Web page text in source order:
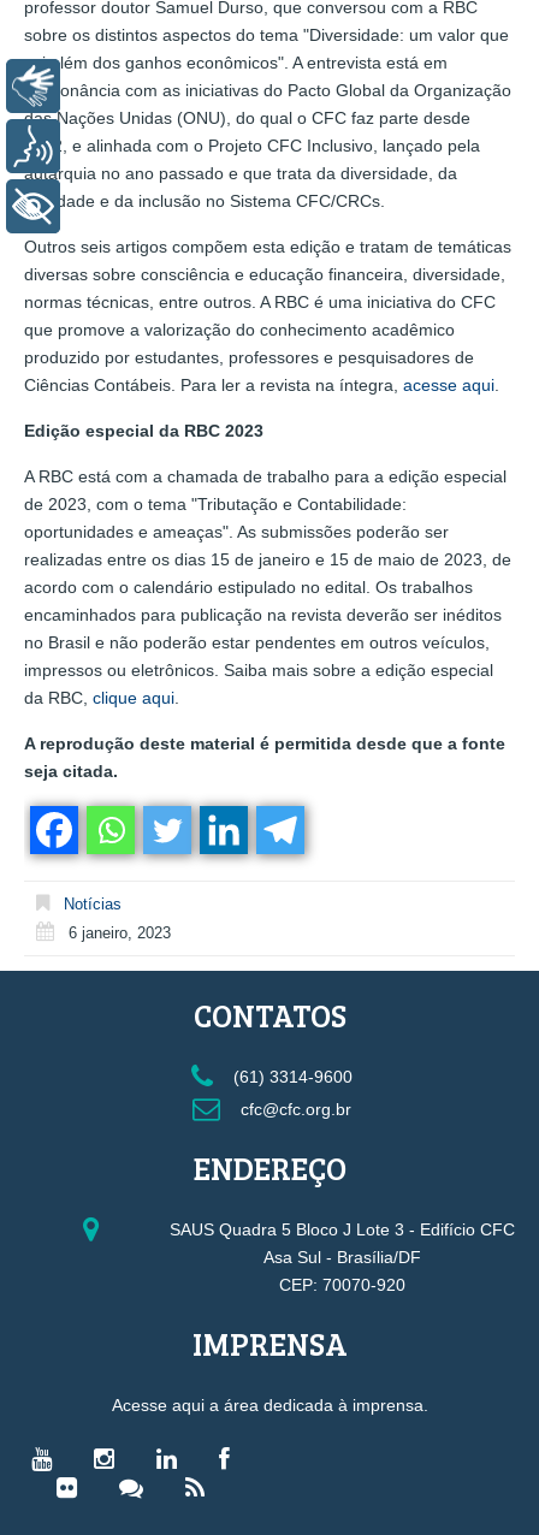
professor doutor Samuel Durso, que conversou com a RBC
sobre os distintos aspectos do tema "Diversidade: um valor que
vai além dos ganhos econômicos". A entrevista está em
consonância com as iniciativas do Pacto Global da Organização
das Nações Unidas (ONU), do qual o CFC faz parte desde
2022, e alinhada com o Projeto CFC Inclusivo, lançado pela
autarquia no ano passado e que trata da diversidade, da
equidade e da inclusão no Sistema CFC/CRCs.
Outros seis artigos compõem esta edição e tratam de temáticas
diversas sobre consciência e educação financeira, diversidade,
normas técnicas, entre outros. A RBC é uma iniciativa do CFC
que promove a valorização do conhecimento acadêmico
produzido por estudantes, professores e pesquisadores de
Ciências Contábeis. Para ler a revista na íntegra, acesse aqui
Edição especial da RBC 2023
A RBC está com a chamada de trabalho para a edição especial
de 2023, com o tema "Tributação e Contabilidade:
oportunidades e ameaças". As submissões poderão ser
realizadas entre os dias 15 de janeiro e 15 de maio de 2023, de
acordo com o calendário estipulado no edital. Os trabalhos
encaminhados para publicação na revista deverão ser inéditos
no Brasil e não poderão estar pendentes em outros veículos,
impressos ou eletrônicos. Saiba mais sobre a edição especial
da RBC, clique aqui
A reprodução deste material é permitida desde que a fonte
seja citada.
Notícias
6 janeiro, 2023
CONTATOS
(61) 3314-9600
cfc@cfc.org.br
ENDEREÇO
SAUS Quadra 5 Bloco J Lote 3 - Edifício CFC
Asa Sul - Brasília/DF
CEP: 70070-920
IMPRENSA
Acesse aqui a área dedicada à imprensa.
Libras
Voz
+ Acessibilidade